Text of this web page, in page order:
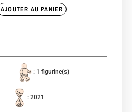
AJOUTER AU PANIER
: 1 figurine(s)
: 2021